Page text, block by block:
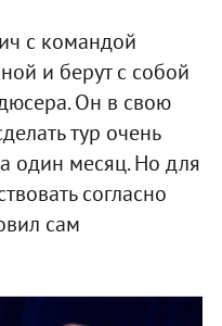
с командой
и берут с собой
Он в свою
тур очень
один месяц. Но для
согласно
сам